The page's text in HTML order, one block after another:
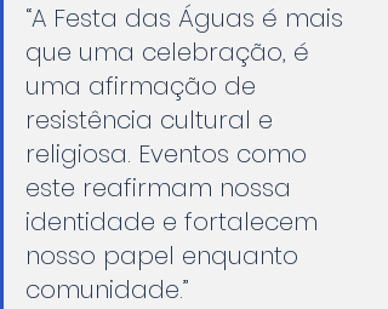
“A Festa das Águas é mais
que uma celebração, é
uma afirmação de
resistência cultural e
religiosa. Eventos como
este reafirmam nossa
identidade e fortalecem
nosso papel enquanto
comunidade.”